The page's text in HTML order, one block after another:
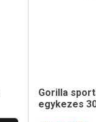
Gorilla
egykezes